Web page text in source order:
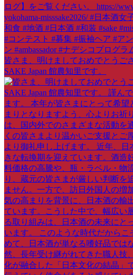
皆さま、明けましておめでとうご
SAKE Japan 館農知里です。